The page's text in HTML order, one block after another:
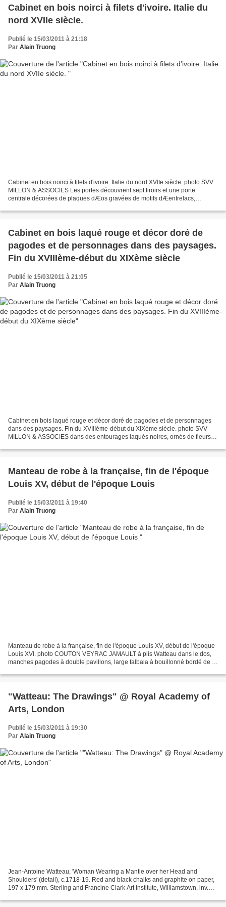
Cabinet en bois noirci à filets d'ivoire. Italie du
nord XVIIe siècle.
Publié le 15/03/2011 à 21:18
Par Alain Truong
Cabinet en bois noirci à filets d'ivoire. Italie du nord XVIIe siècle. photo SVV
MILLON & ASSOCIES Les portes découvrent sept tiroirs et une porte
centrale décorées de plaques dÆos gravées de motifs dÆentrelacs,
Cabinet en bois laqué rouge et décor doré de
pagodes et de personnages dans des paysages.
Fin du XVIIIème-début du XIXème siècle
Publié le 15/03/2011 à 21:05
Par Alain Truong
Cabinet en bois laqué rouge et décor doré de pagodes et de personnages
dans des paysages. Fin du XVIIIème-début du XIXème siècle. photo SVV
MILLON & ASSOCIES dans des entourages laqués noires, ornés de fleurs.
Manteau de robe à la française, fin de l'époque
Louis XV, début de l'époque Louis
Publié le 15/03/2011 à 19:40
Par Alain Truong
Manteau de robe à la française, fin de l'époque Louis XV, début de l'époque
Louis XVI. photo COUTON VEYRAC JAMAULT à plis Watteau dans le dos,
manches pagodes à double pavillons, large falbala à bouillonné bordé de fil
"Watteau: The Drawings" @ Royal Academy of
Arts, London
Publié le 15/03/2011 à 19:30
Par Alain Truong
Jean-Antoine Watteau, 'Woman Wearing a Mantle over her Head and
Shoulders' (detail), c.1718-19. Red and black chalks and graphite on paper,
197 x 179 mm. Sterling and Francine Clark Art Institute, Williamstown, inv.